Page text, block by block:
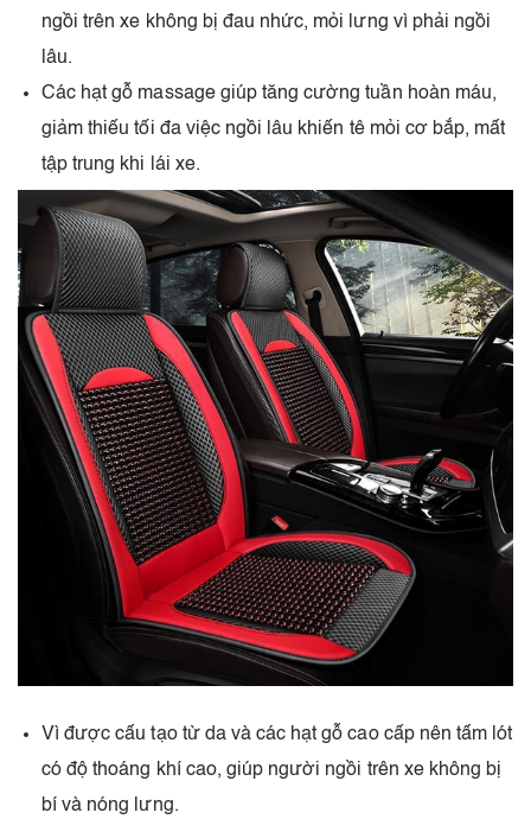
ngồi trên xe không bị đau nhức, mỏi lưng vì phải ngồi
lâu.
Các hạt gỗ massage giúp tăng cường tuần hoàn máu,
giảm thiếu tối đa việc ngồi lâu khiến tê mỏi cơ bắp, mất
tập trung khi lái xe.
Vì được cấu tạo từ da và các hạt gỗ cao cấp nên tấm lót
có độ thoáng khí cao, giúp người ngồi trên xe không bị
bí và nóng lưng.